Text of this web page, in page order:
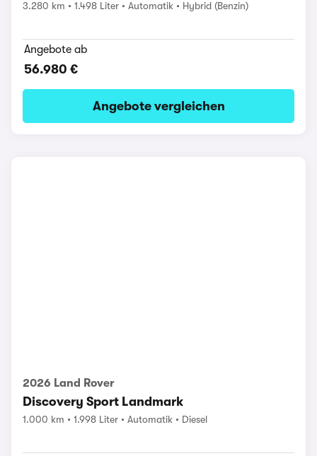
3.280 km 1.498 Liter Automatik Hybrid (Benzin)
Angebote ab
56.980 €
Angebote vergleichen
2026 Land Rover
Discovery Sport Landmark
1.000 km 1.998 Liter Automatik Diesel